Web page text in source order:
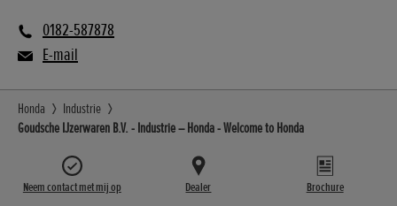
0182-587878
E-mail
Honda
Industrie
Goudsche IJzerwaren B.V. - Industrie – Honda - Welcome to Honda
Neem contact met mij op Dealer Brochure